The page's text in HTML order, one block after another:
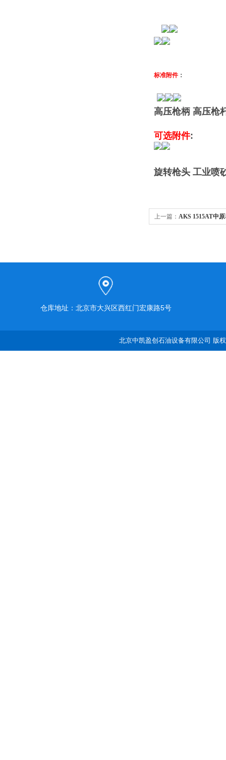
标准附件：
高压枪柄 高压枪
可选附件:
旋转枪头 工业喷
上一篇： AKS 1515AT中
仓库地址：北京市大兴区西红门宏康路5号
北京中凯盈创石油设备有限公司 版